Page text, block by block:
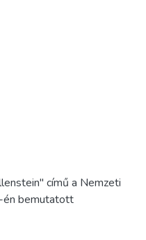
című a Nemzeti
én bemutatott